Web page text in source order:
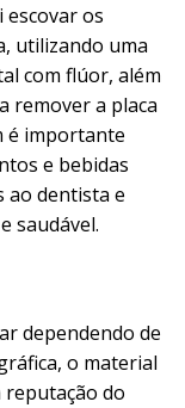
escovar os
utilizando uma
com flúor, além
remover a placa
é importante
e bebidas
ao dentista e
saudável.
dependendo de
o material
reputação do